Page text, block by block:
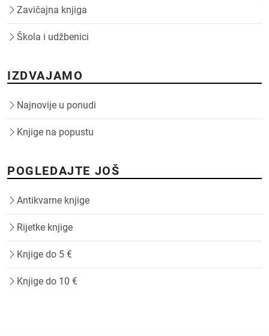
Zavičajna knjiga
Škola i udžbenici
IZDVAJAMO
Najnovije u ponudi
Knjige na popustu
POGLEDAJTE JOŠ
Antikvarne knjige
Rijetke knjige
Knjige do 5 €
Knjige do 10 €